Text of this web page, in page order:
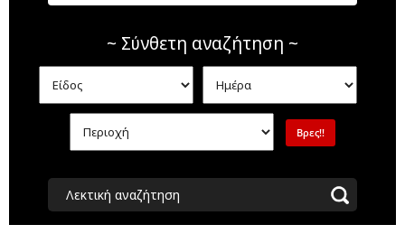
~ Σύνθετη αναζήτηση ~
Λεκτική αναζήτηση